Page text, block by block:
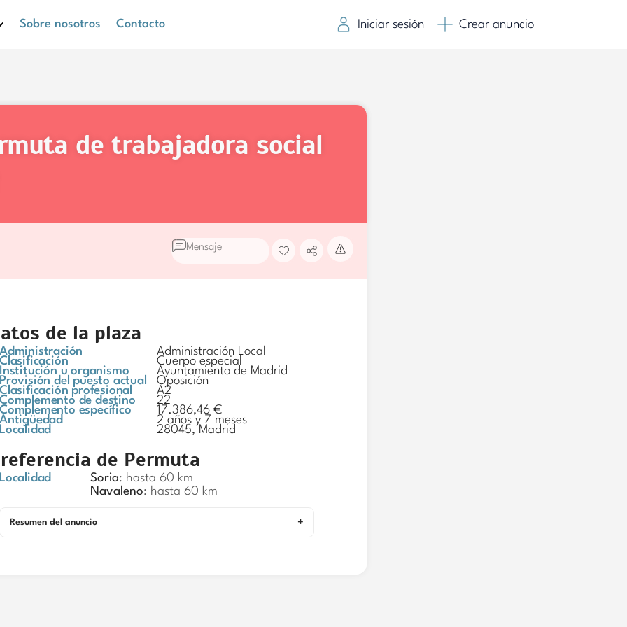
Sobre nosotros Contacto Iniciar sesión Crear anuncio
de trabajadora social
Mensaje
de la plaza
Administración
Administración Local
Clasificación
Cuerpo especial
Institución u organismo
Ayuntamiento de Madrid
Provisión del puesto actual
Oposición
Clasificación profesional
A2
Complemento de destino
22
Complemento específico
17.386,46 €
Antigüedad
2 años y 7 meses
Localidad
28045, Madrid
de Permuta
Localidad Soria: hasta 60 km
Navaleno: hasta 60 km
Resumen del anuncio